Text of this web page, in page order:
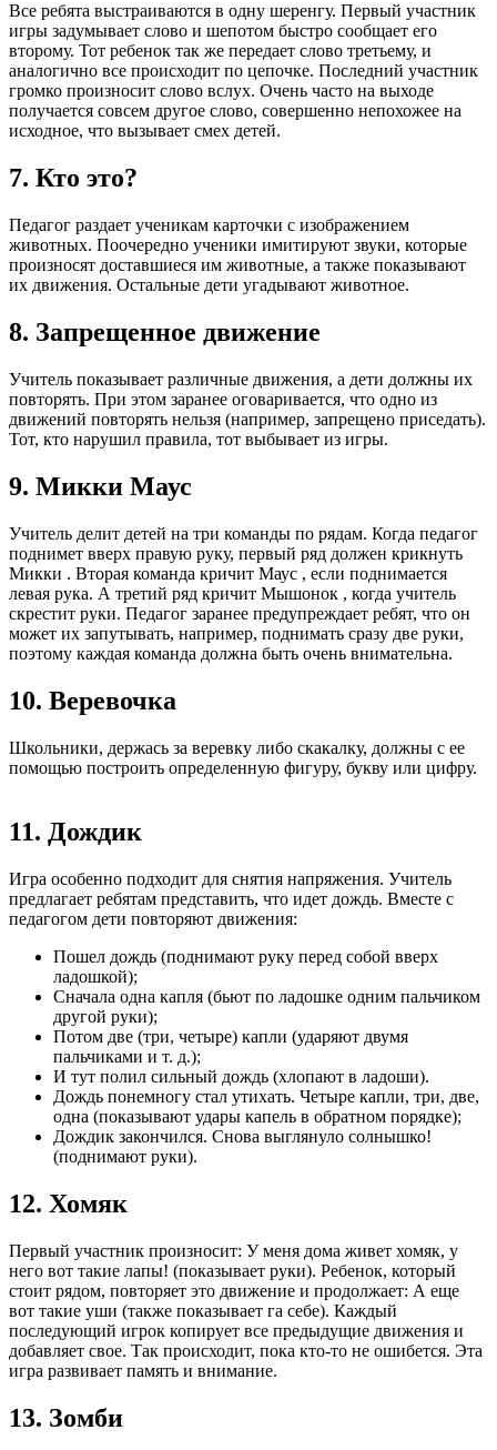
Все ребята выстраиваются в одну шеренгу. Первый участник
игры задумывает слово и шепотом быстро сообщает его
второму. Тот ребенок так же передает слово третьему, и
аналогично все происходит по цепочке. Последний участник
громко произносит слово вслух. Очень часто на выходе
получается совсем другое слово, совершенно непохожее на
исходное, что вызывает смех детей.
7. Кто это?
Педагог раздает ученикам карточки с изображением
животных. Поочередно ученики имитируют звуки, которые
произносят доставшиеся им животные, а также показывают
их движения. Остальные дети угадывают животное.
8. Запрещенное движение
Учитель показывает различные движения, а дети должны их
повторять. При этом заранее оговаривается, что одно из
движений повторять нельзя (например, запрещено приседать).
Тот, кто нарушил правила, тот выбывает из игры.
9. Микки Маус
Учитель делит детей на три команды по рядам. Когда педагог
поднимет вверх правую руку, первый ряд должен крикнуть
Микки . Вторая команда кричит Маус , если поднимается
левая рука. А третий ряд кричит Мышонок , когда учитель
скрестит руки. Педагог заранее предупреждает ребят, что он
может их запутывать, например, поднимать сразу две руки,
поэтому каждая команда должна быть очень внимательна.
10. Веревочка
Школьники, держась за веревку либо скакалку, должны с ее
помощью построить определенную фигуру, букву или цифру.
11. Дождик
Игра особенно подходит для снятия напряжения. Учитель
предлагает ребятам представить, что идет дождь. Вместе с
педагогом дети повторяют движения:
Пошел дождь (поднимают руку перед собой вверх
ладошкой);
Сначала одна капля (бьют по ладошке одним пальчиком
другой руки);
Потом две (три, четыре) капли (ударяют двумя
пальчиками и т. д.);
И тут полил сильный дождь (хлопают в ладоши).
Дождь понемногу стал утихать. Четыре капли, три, две,
одна (показывают удары капель в обратном порядке);
Дождик закончился. Снова выглянуло солнышко!
(поднимают руки).
12. Хомяк
Первый участник произносит: У меня дома живет хомяк, у
него вот такие лапы! (показывает руки). Ребенок, который
стоит рядом, повторяет это движение и продолжает: А еще
вот такие уши (также показывает га себе). Каждый
последующий игрок копирует все предыдущие движения и
добавляет свое. Так происходит, пока кто-то не ошибется. Эта
игра развивает память и внимание.
13. Зомби